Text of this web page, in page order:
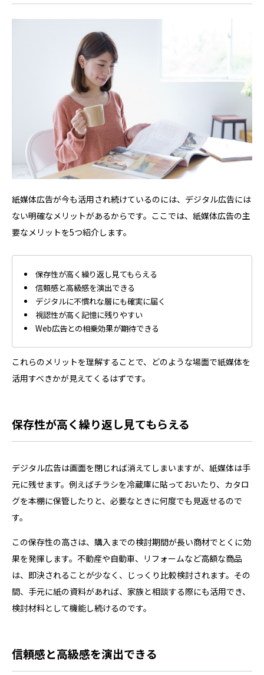
紙媒体広告が今も活用され続けているのには、デジタル広告には
ない明確なメリットがあるからです。ここでは、紙媒体広告の主
要なメリットを5つ紹介します。
保存性が高く繰り返し見てもらえる
信頼感と高級感を演出できる
デジタルに不慣れな層にも確実に届く
視認性が高く記憶に残りやすい
Web広告との相乗効果が期待できる
これらのメリットを理解することで、どのような場面で紙媒体を
活用すべきかが見えてくるはずです。
保存性が高く繰り返し見てもらえる
デジタル広告は画面を閉じれば消えてしまいますが、紙媒体は手
元に残せます。例えばチラシを冷蔵庫に貼っておいたり、カタロ
グを本棚に保管したりと、必要なときに何度でも見返せるので
す。
この保存性の高さは、購入までの検討期間が長い商材でとくに効
果を発揮します。不動産や自動車、リフォームなど高額な商品
は、即決されることが少なく、じっくり比較検討されます。その
間、手元に紙の資料があれば、家族と相談する際にも活用でき、
検討材料として機能し続けるのです。
信頼感と高級感を演出できる